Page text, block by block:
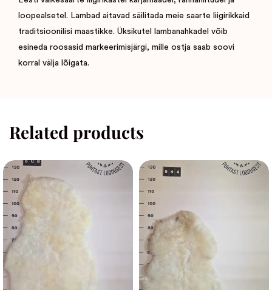
loopealsetel. Lambad aitavad säilitada meie saarte liigirikkaid
traditsioonilisi maastikke. Üksikutel lambanahkadel võib
esineda roosasid markeerimisjärgi, mille ostja saab soovi
korral välja lõigata.
Related products